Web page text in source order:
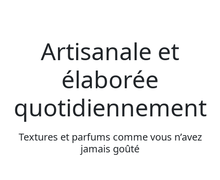
Artisanale et
élaborée
quotidiennement
Textures et parfums comme vous n’avez
jamais goûté